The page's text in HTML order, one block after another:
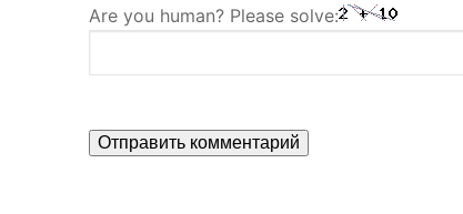
Are you human? Please solve: